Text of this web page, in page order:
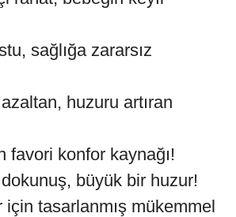
sağlığa zararsız
huzuru artıran
favori konfor kaynağı!
büyük bir huzur!
için tasarlanmış mükemmel